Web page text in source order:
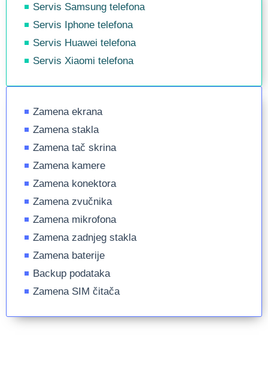
Servis Samsung telefona
Servis Iphone telefona
Servis Huawei telefona
Servis Xiaomi telefona
Zamena ekrana
Zamena stakla
Zamena tač skrina
Zamena kamere
Zamena konektora
Zamena zvučnika
Zamena mikrofona
Zamena zadnjeg stakla
Zamena baterije
Backup podataka
Zamena SIM čitača